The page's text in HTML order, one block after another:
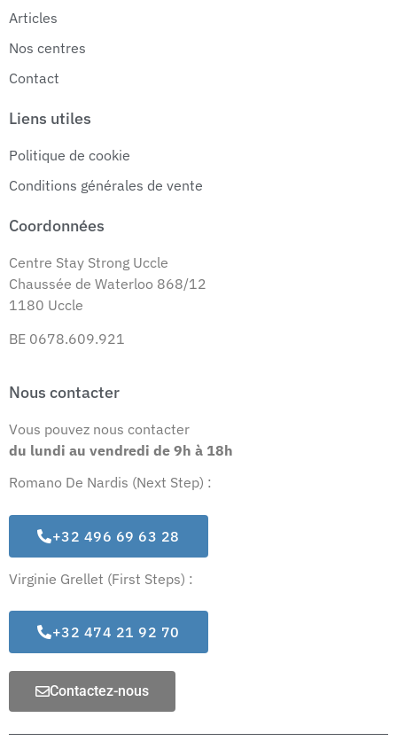
Articles
Nos centres
Contact
Liens utiles
Politique de cookie
Conditions générales de vente
Coordonnées
Centre Stay Strong Uccle
Chaussée de Waterloo 868/12
1180 Uccle
BE 0678.609.921
Nous contacter
Vous pouvez nous contacter
du lundi au vendredi de 9h à 18h
Romano De Nardis (Next Step) :
+32 496 69 63 28
Virginie Grellet (First Steps) :
+32 474 21 92 70
Contactez-nous